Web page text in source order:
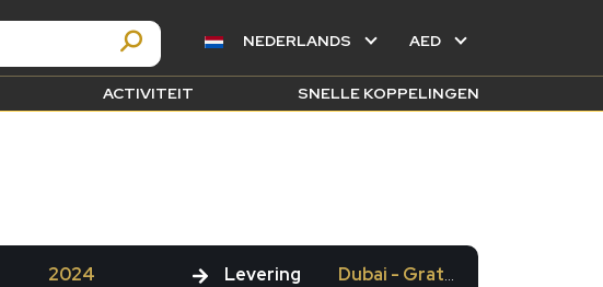
NEDERLANDS AED
ACTIVITEIT SNELLE KOPPELINGEN
2024
Levering
Dubai - Gratis